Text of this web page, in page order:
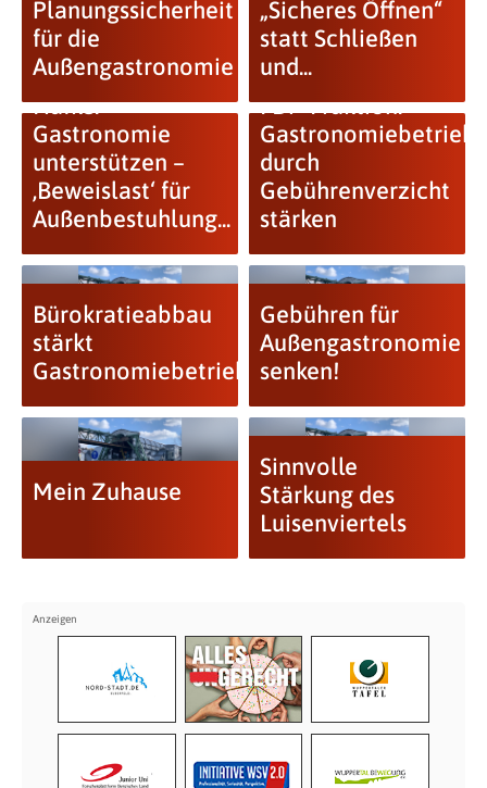
Planungssicherheit
für die
Außengastronomie
„Sicheres Öffnen“
statt Schließen
und...
Hafke:
Gastronomie
unterstützen –
‚Beweislast‘ für
Außenbestuhlung...
FDP-Fraktion:
durch
Gebührenverzicht
stärken
Bürokratieabbau
stärkt
Gastronomiebetriebe
Gebühren für
Außengastronomie
senken!
Mein Zuhause
Sinnvolle
Stärkung des
Luisenviertels